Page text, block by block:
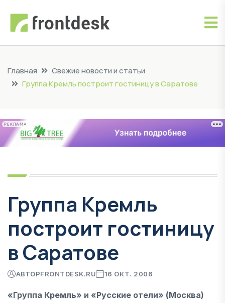
Главная
Свежие новости и статьи
Группа Кремль построит гостиницу в Саратове
РЕКЛАМА
Группа Кремль
построит гостиницу
в Саратове
АВТОРFRONTDESK.RU 16 ОКТ. 2006
«Группа Кремль» и «Русские отели» (Москва)